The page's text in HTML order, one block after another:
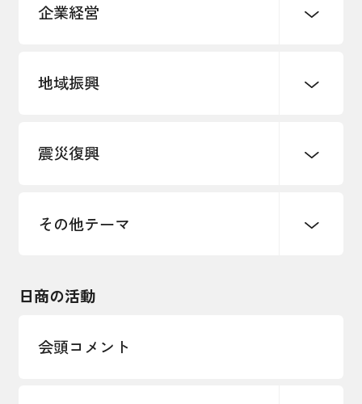
企業経営
創業
事業承継・引継ぎ支援
雇用・労働・人材確保
地域振興
まちづくり
震災復興
令和６年能登半島地震関連
その他テーマ
インボイス制度
日商の活動
会頭コメント